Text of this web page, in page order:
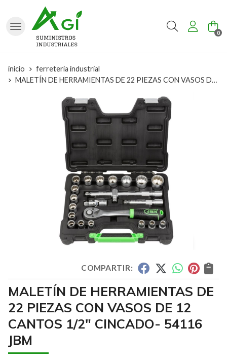
Buscar 0
inicio
ferretería industrial
MALETÍN DE HERRAMIENTAS DE 22 PIEZAS CON VASOS DE 12 CANTOS 1/2" CINCADO- 54116 JBM
COMPARTIR:
MALETÍN DE HERRAMIENTAS DE
22 PIEZAS CON VASOS DE 12
CANTOS 1/2" CINCADO- 54116
JBM